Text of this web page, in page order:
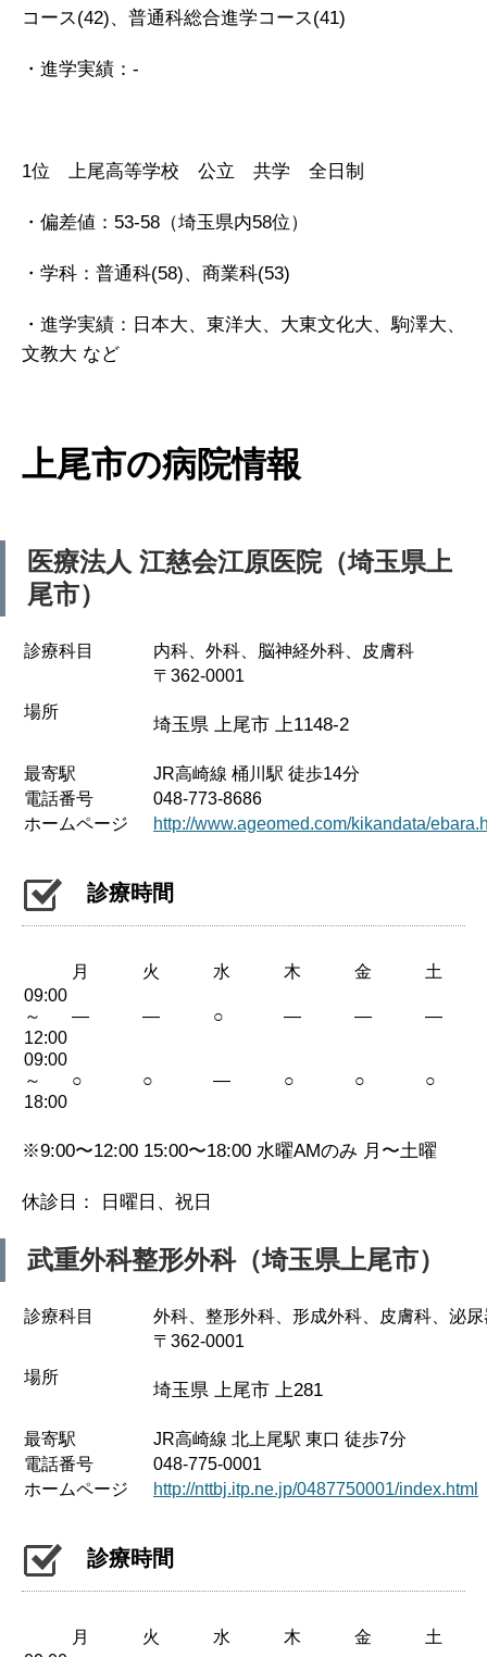
コース(42)、普通科総合進学コース(41)
・進学実績：-
1位 上尾高等学校 公立 共学 全日制
・偏差値：53-58（埼玉県内58位）
・学科：普通科(58)、商業科(53)
・進学実績：日本大、東洋大、大東文化大、駒澤大、
文教大 など
上尾市の病院情報
医療法人 江慈会江原医院（埼玉県上
尾市）
診療科目 内科、外科、脳神経外科、皮膚科
場所
〒362-0001
埼玉県 上尾市 上1148-2
最寄駅
JR高崎線 桶川駅 徒歩14分
電話番号
048-773-8686
ホームページ
http://www.ageomed.com/kikandata/
診療時間
月 火 水 木 金
土
09:00
～
12:00
— — ○ — — —
09:00
～
18:00
○ ○ — ○ ○ ○
※9:00〜12:00 15:00〜18:00 水曜AMのみ 月〜土曜
休診日： 日曜日、祝日
武重外科整形外科（埼玉県上尾市）
診療科目 外科、整形外科、形成外科、皮膚科、泌
場所
〒362-0001
埼玉県 上尾市 上281
最寄駅
JR高崎線 北上尾駅 東口 徒歩7分
電話番号
048-775-0001
ホームページ
http://nttbj.itp.ne.jp/0487750001/index.html
診療時間
月 火 水 木 金
土